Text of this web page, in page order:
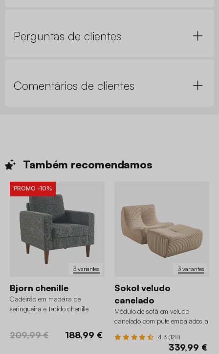
Perguntas de clientes
Comentários de clientes
Também recomendamos
3 variantes
PROMO -10%
Bjorn chenille
Cadeirão em madeira de
seringueira e tecido chenille
209,99 € 188,99 €
3 variantes
Sokol veludo
canelado
Módulo de sofá em veludo
canelado com pufe embalados a
4.3 (128)
339,99 €